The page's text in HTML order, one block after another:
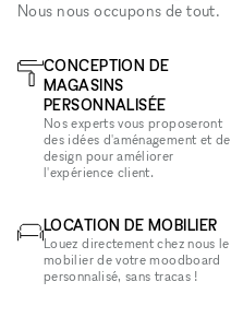
Nous nous occupons de tout.
CONCEPTION DE
MAGASINS
PERSONNALISÉE
Nos experts vous proposeront
des idées d'aménagement et de
design pour améliorer
l'expérience client.
LOCATION DE MOBILIER
Louez directement chez nous le
mobilier de votre moodboard
personnalisé, sans tracas !